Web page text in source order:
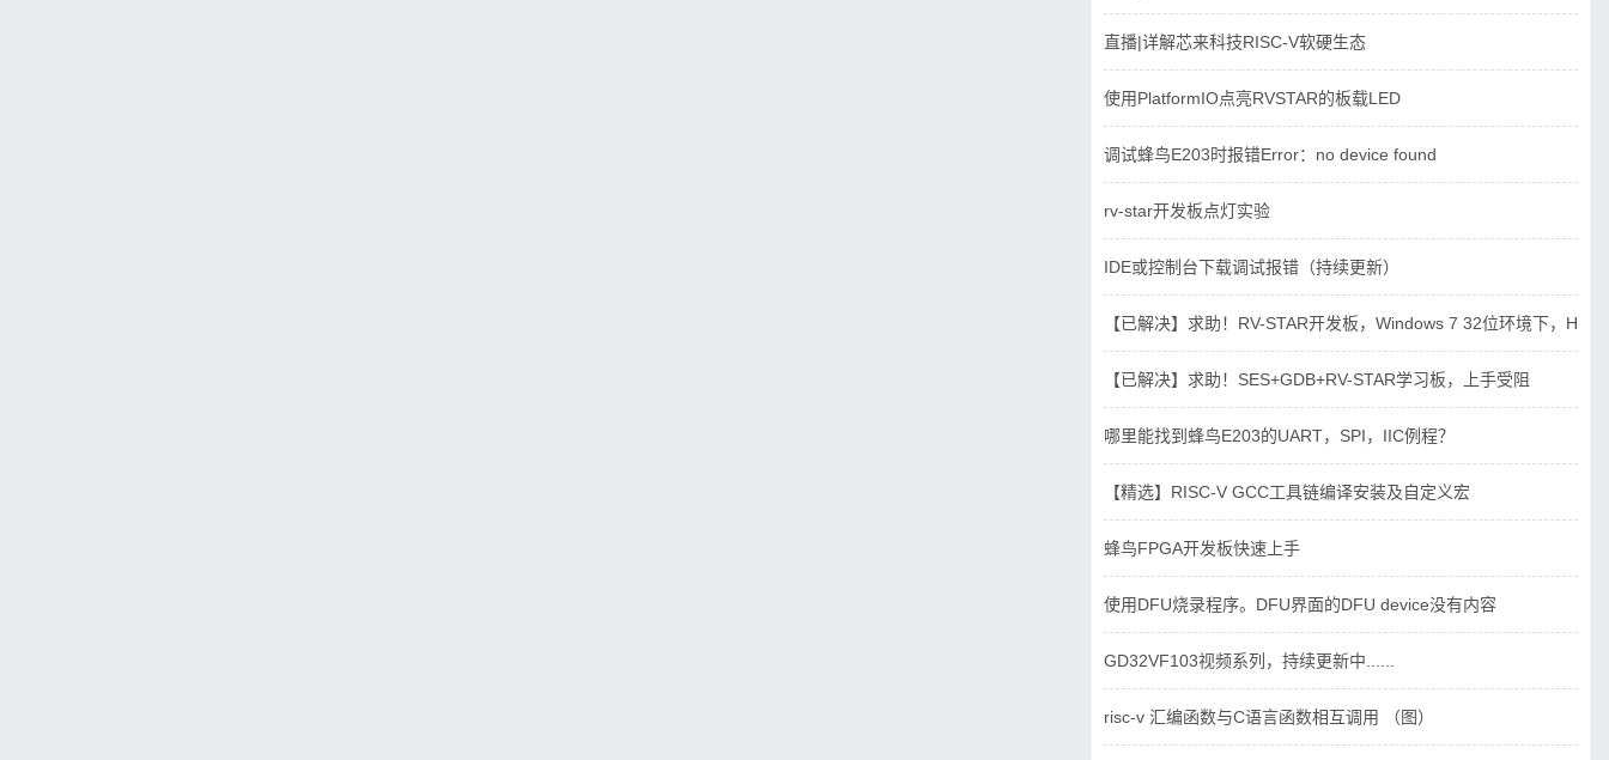
直播|详解芯来科技RISC-V软硬生态
使用PlatformIO点亮RVSTAR的板载LED
调试蜂鸟E203时报错Error：no device found
rv-star开发板点灯实验
IDE或控制台下载调试报错（持续更新）
【已解决】求助！RV-STAR开发板，Windows 7 32位环境下，
【已解决】求助！SES+GDB+RV-STAR学习板，上手受阻
哪里能找到蜂鸟E203的UART，SPI，IIC例程？
【精选】RISC-V GCC工具链编译安装及自定义宏
蜂鸟FPGA开发板快速上手
使用DFU烧录程序。DFU界面的DFU device没有内容
GD32VF103视频系列，持续更新中......
risc-v 汇编函数与C语言函数相互调用 （图）